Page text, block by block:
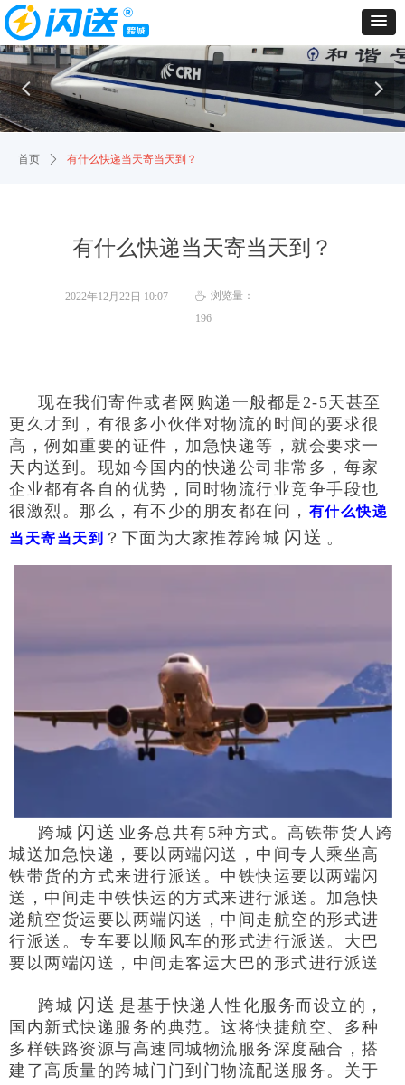
有什么快递当天寄当天到？
首页 ꄲ 有什么快递当天寄当天到？
现在我们寄件或者网购递一般都是 2-5天甚至
更久才到，有很多小伙伴对物流的时间的要求很
高，例如重要的证件，加急快递等，就会要求一
天内送到。现如今国内的快递公司非常多，每家
企业都有各自的优势，同时物流行业竞争手段也
很激烈。那么，有不少的朋友都在问， 有什么快递
当天寄当天到 ？下面为大家推荐跨城 闪送 。
跨城 闪送 业务总共有5种方式。高铁带货人跨
城送加急快递，要以两端闪送，中间专人乘坐高
铁带货的方式来进行派送。中铁快运要以两端闪
送，中间走中铁快运的方式来进行派送。加急快
递航空货运要以两端闪送，中间走航空的形式进
行派送。专车要以顺风车的形式进行派送。大巴
要以两端闪送，中间走客运大巴的形式进行派送
跨城 闪送 是基于快递人性化服务而设立的，
国内新式快递服务的典范。这将快捷航空、多种
多样铁路资源与高速同城物流服务深度融合，搭
建了高质量的跨城门门到门物流配送服务。关于
2022年12月22日 10:07 ꄘ 浏览量：
196
넳 넲